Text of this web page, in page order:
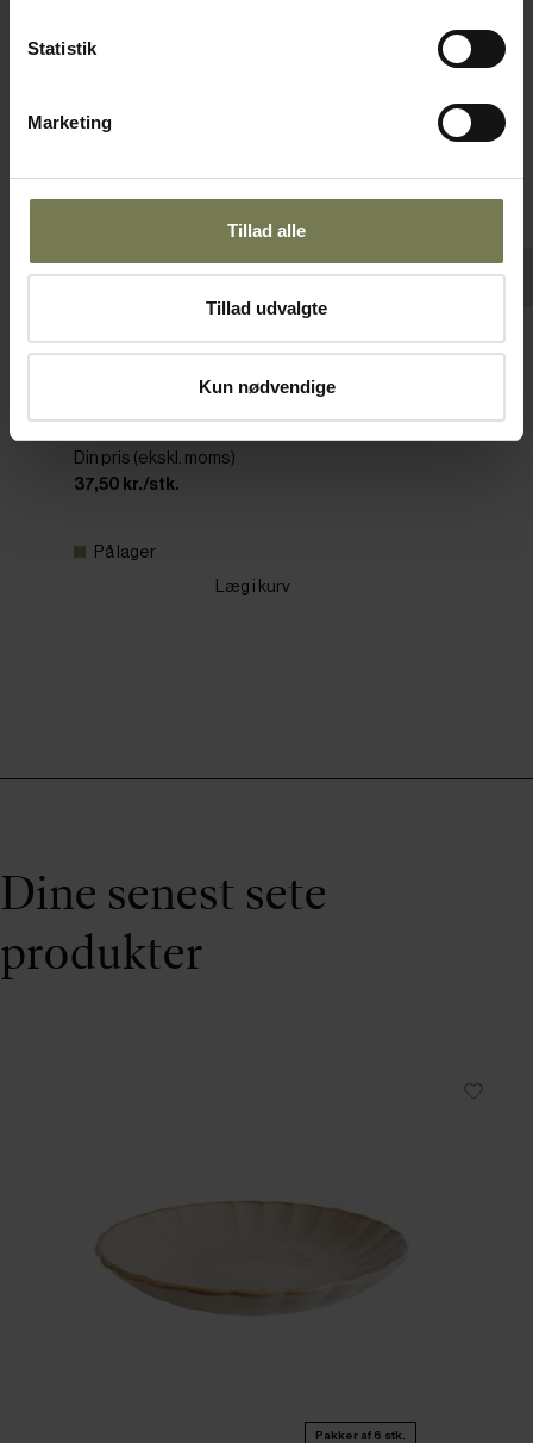
Statistik
Marketing
Tillad alle
Tillad udvalgte
Kun nødvendige
Bonna East flad tallerken uden fane, råhvid,
Din pris (ekskl. moms)
37,50 kr./stk.
På lager
Læg i kurv
Dine senest sete
produkter
Pakker af 6 stk.